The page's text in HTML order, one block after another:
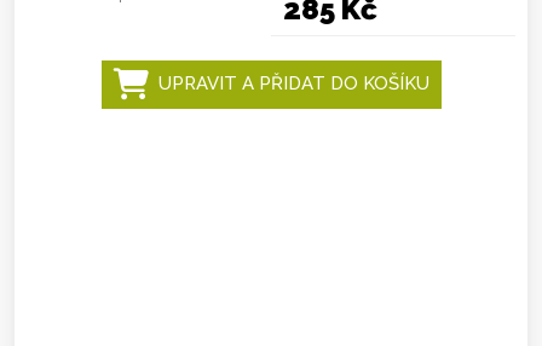
285 Kč
UPRAVIT A PŘIDAT DO KOŠÍKU